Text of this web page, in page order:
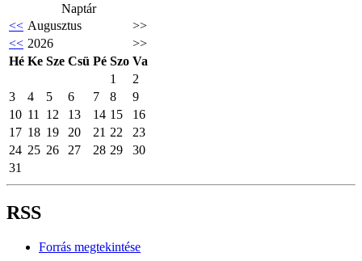
Naptár
<< Augusztus
>>
<< 2026
>>
Hé Ke Sze Csü Pé Szo Va
1
2
3
4 5 6 7 8
9
10 11 12 13 14 15
16
17 18 19 20 21 22
23
24 25 26 27 28 29
30
31
RSS
Forrás megtekintése